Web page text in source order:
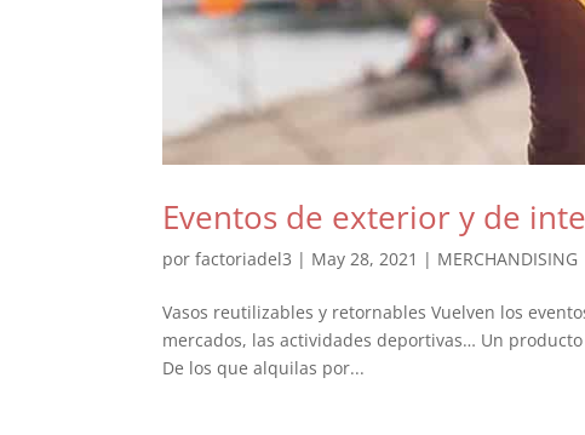
Eventos de exterior y de
porfactoriadel3 | May 28, 2021 | MERCHANDISING
Vasos reutilizables y retornables Vuelven los
mercados, las actividades deportivas… Un
De los que alquilas por...